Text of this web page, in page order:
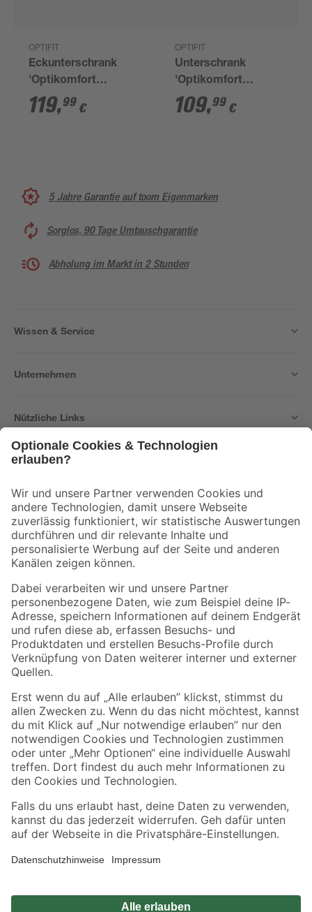
OPTIFIT
Eckunterschrank
'Optikomfort
Rurik986' weiß 100 x
87 x 58,4 cm
119,99 €
OPTIFIT
Unterschrank
'Optikomfort
Jonte984'
anthrazit/eichefarben
109,99 €
5 Jahre Garantie auf toom Eigenmarken
Sorglos, 90 Tage Umtauschgarantie
Abholung im Markt in 2 Stunden
Wissen & Service
Unternehmen
Nützliche Links
Der toom Newsletter: Keine Angebote und Aktionen mehr verpassen!
Zur Newsletter Anmeldung
Folge uns
Zahlungsarten Versandarten
Sicher einkaufen
Jetzt die toom-App herunterladen
Alle Preisangaben in EUR inkl. gesetzl. MwSt.. Die dargestellten Angebote sind unter
Umständen nicht in allen Märkten verfügbar. Die angegebenen Verfügbarkeiten beziehen
Produkte nur solange der Vorrat reicht.
*Paketversand ab 59 € versandkostenfrei, gilt nicht für Artikel mit Speditionsversand, hier
Privatsphäre Impressum